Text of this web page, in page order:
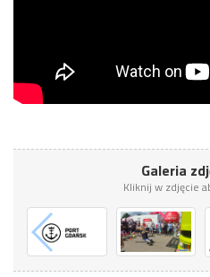
Galeria
Kliknij w zdjęcie